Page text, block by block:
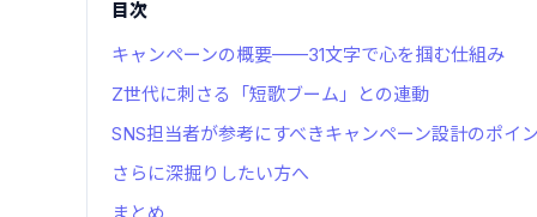
目次
キャンペーンの概要——31文字で心を掴む仕組み
Z世代に刺さる「短歌ブーム」との連動
SNS担当者が参考にすべきキャンペーン設計のポイ
さらに深掘りしたい方へ